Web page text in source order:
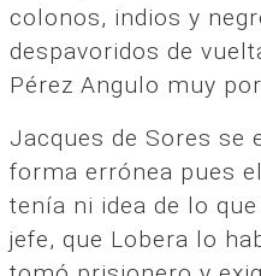
colonos, indios y
despavoridos de
Pérez Angulo muy
Jacques de Sores se
forma errónea pues
tenía ni idea de lo
jefe, que Lobera lo